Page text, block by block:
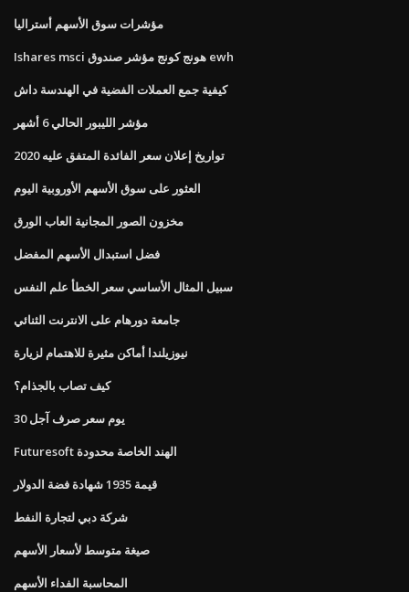
مؤشرات سوق الأسهم أستراليا
Ishares msci هونج كونج مؤشر صندوق ewh
كيفية جمع العملات الفضية في الهندسة داش
مؤشر الليبور الحالي 6 أشهر
تواريخ إعلان سعر الفائدة المتفق عليه 2020
العثور على سوق الأسهم الأوروبية اليوم
مخزون الصور المجانية العاب الورق
فضل استبدال الأسهم المفضل
سبيل المثال الأساسي سعر الخطأ علم النفس
جامعة دورهام على الانترنت الثنائي
نيوزيلندا أماكن مثيرة للاهتمام لزيارة
كيف تصاب بالجذام؟
30 يوم سعر صرف آجل
Futuresoft الهند الخاصة محدودة
قيمة 1935 شهادة فضة الدولار
شركة دبي لتجارة النفط
صيغة متوسط ​​لأسعار الأسهم
المحاسبة الفداء الأسهم